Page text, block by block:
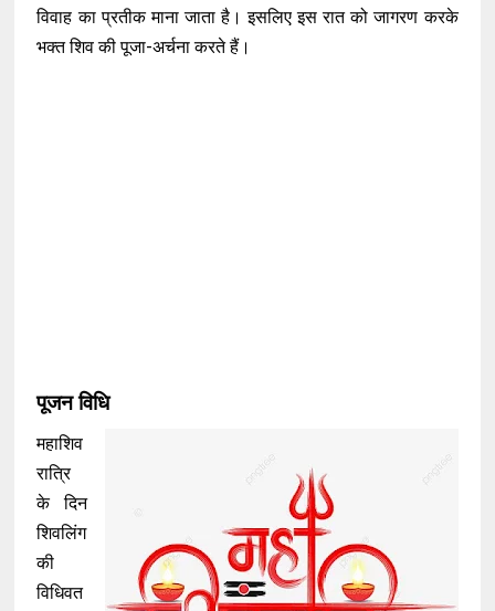
विवाह का प्रतीक माना जाता है। इसलिए इस रात को जागरण करके
भक्त शिव की पूजा-अर्चना करते हैं।
पूजन विधि
महाशिव
रात्रि
के दिन
शिवलिंग
की
विधिवत